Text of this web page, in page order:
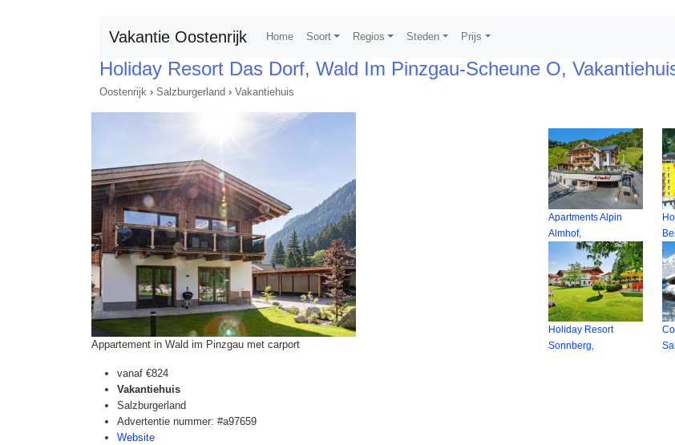
Vakantie Oostenrijk Home Soort Regios Steden Prijs
Holiday Resort Das Dorf, Wald Im Pinzgau-Scheune O,
Oostenrijk › Salzburgerland › Vakantiehuis
Appartement in Wald im Pinzgau met carport
vanaf €824
Vakantiehuis
Salzburgerland
Advertentie nummer: #a97659
Website
Apartments Alpin
Almhof,
Holiday Resort
Sonnberg,